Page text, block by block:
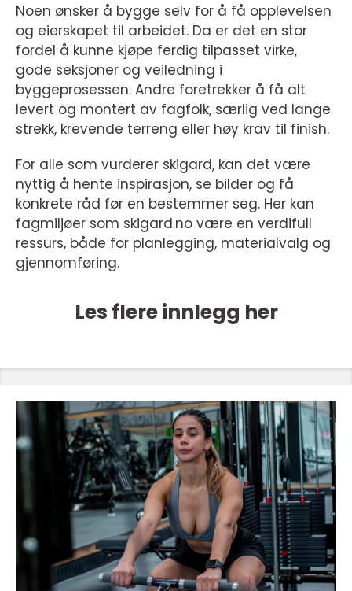
Noen ønsker å bygge selv for å få opplevelsen
og eierskapet til arbeidet. Da er det en stor
fordel å kunne kjøpe ferdig tilpasset virke,
gode seksjoner og veiledning i
byggeprosessen. Andre foretrekker å få alt
levert og montert av fagfolk, særlig ved lange
strekk, krevende terreng eller høy krav til finish.
For alle som vurderer skigard, kan det være
nyttig å hente inspirasjon, se bilder og få
konkrete råd før en bestemmer seg. Her kan
fagmiljøer som skigard.no være en verdifull
ressurs, både for planlegging, materialvalg og
gjennomføring.
Les flere innlegg her